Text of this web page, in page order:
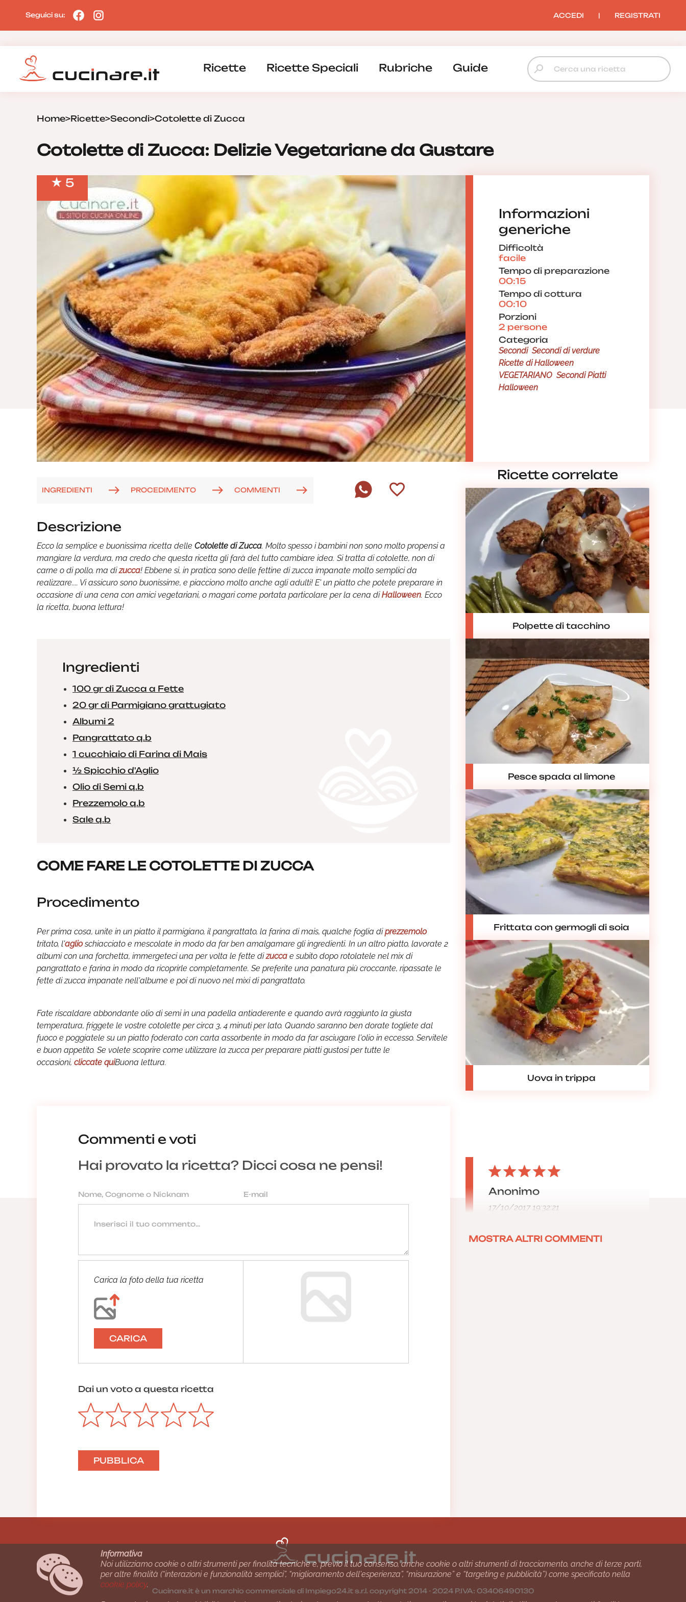
Seguici su: ACCEDI | REGISTRATI
Ricette Ricette Speciali Rubriche Guide
Home>Ricette>Secondi>Cotolette di Zucca
Cotolette di Zucca: Delizie Vegetariane da Gustare
5
Informazioni
generiche
Difficoltà
facile
Tempo di preparazione
00:15
Tempo di cottura
00:10
Porzioni
2 persone
Categoria
Secondi Secondi di verdure
Ricette di Halloween
VEGETARIANO Secondi Piatti
Halloween
INGREDIENTI PROCEDIMENTO COMMENTI
Descrizione
Ecco la semplice e buonissima ricetta delle Cotolette di Zucca. Molto spesso i bambini non sono molto propensi a
mangiare la verdura, ma credo che questa ricetta gli farà del tutto cambiare idea. Si tratta di cotolette, non di
carne o di pollo, ma dizucca! Ebbene si, in pratica sono delle fettine di zucca impanate molto semplici da
realizzare.... Vi assicuro sono buonissime, e piacciono molto anche agli adulti! E' un piatto che potete preparare in
occasione di una cena con amici vegetariani, o magari come portata particolare per la cena diHalloween. Ecco
la ricetta, buona lettura!
Ingredienti
100 gr di Zucca a Fette
20 gr di Parmigiano grattugiato
Albumi 2
Pangrattato q.b
1 cucchiaio di Farina di Mais
½ Spicchio d'Aglio
Olio di Semi q.b
Prezzemolo q.b
Sale q.b
COME FARE LE COTOLETTE DI ZUCCA
Procedimento
Per prima cosa, unite in un piatto il parmigiano, il pangrattato, la farina di mais, qualche foglia diprezzemolo
tritato, l'aglioschiacciato e mescolate in modo da far ben amalgamare gli ingredienti. In un altro piatto, lavorate 2
albumi con una forchetta, immergeteci una per volta le fette dizucca e subito dopo rotolatele nel mix di
pangrattato e farina in modo da ricoprirle completamente. Se preferite una panatura più croccante, ripassate le
fette di zucca impanate nell'albume e poi di nuovo nel mixi di pangrattato.
Fate riscaldare abbondante olio di semi in una padella antiaderente e quando avrà raggiunto la giusta
temperatura, friggete le vostre cotolette per circa 3, 4 minuti per lato. Quando saranno ben dorate togliete dal
fuoco e poggiatele su un piatto foderato con carta assorbente in modo da far asciugare l'olio in eccesso. Servitele
e buon appetito. Se volete scoprire come utilizzare la zucca per preparare piatti gustosi per tutte le
occasioni, cliccate quiBuona lettura.
Ricette correlate
Polpette di tacchino
Pesce spada al limone
Frittata con germogli di soia
Uova in trippa
Commenti e voti
Hai provato la ricetta? Dicci cosa ne pensi!
Carica la foto della tua ricetta
CARICA
Dai un voto a questa ricetta
Anonimo
17/10/2017 19:32:21
MOSTRA ALTRI COMMENTI
Cucinare.it è un marchio commerciale di Impiego24.it s.r.l. copyright 2014 - 2024 P.IVA: 03406490130
Informativa
Noi utilizziamo cookie o altri strumenti per finalità tecniche e, previo il tuo consenso, anche cookie o altri strumenti di tracciamento, anche di terze parti,
per altre finalità (“interazioni e funzionalità semplici”, “miglioramento dell'esperienza”, “misurazione” e “targeting e pubblicità”) come specificato nella
cookie policy.